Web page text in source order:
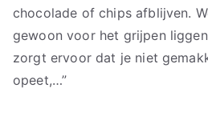
chocolade of chips afblijven.
gewoon voor het grijpen
zorgt ervoor dat je niet
opeet,…”